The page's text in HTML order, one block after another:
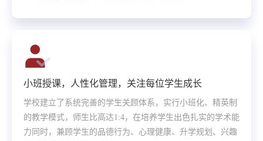
小班授课，人性化管理，关注每位学生成长
学校建立了系统完善的学生关顾体系，实行小班化、精英制
的教学模式，师生比高达1:4，在培养学生出色扎实的学术能
力同时，兼顾学生的品德行为、心理健康、升学规划、兴趣